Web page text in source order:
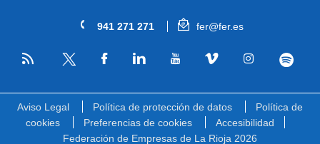
941 271 271 fer@fer.es
RSS
Aviso Legal Política de protección de datos
Política de
cookies
Preferencias de cookies
Accesibilidad
Federación de Empresas de La Rioja 2026